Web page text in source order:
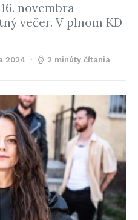
novembra
večer. V plnom KD
2024 2 minúty čítania